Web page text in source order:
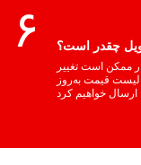
۶ چقدر است؟
ممکن است تغییر
قیمت به‌روز